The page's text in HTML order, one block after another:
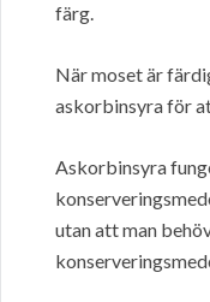
färg.
När moset är
askorbinsyra för
Askorbinsyra
utan att man